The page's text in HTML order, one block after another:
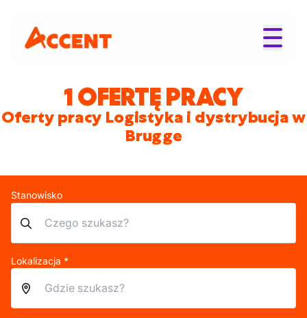
1 OFERTĘ PRACY
Oferty pracy Logistyka i dystrybucja w
Brugge
Stanowisko
Lokalizacja *